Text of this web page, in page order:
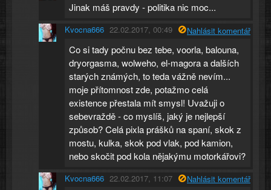
Jinak máš pravdy - politika nic moc...
Kvocna666 22.02.2017, 00:49 Nahlásit komentář
Co si tady počnu bez tebe, voorla, balouna,
dryorgasma, wolweho, el-magora a dalších
starých známých, to teda vážně nevím...
moje přítomnost zde, potažmo celá
existence přestala mít smysl! Uvažuji o
sebevraždě - co myslíš, jaký je nejlepší
způsob? Celá pixla prášků na spaní, skok z
mostu, kulka, skok pod vlak, pod kamion,
nebo skočit pod kola nějakýmu motorkářovi?
Kvocna666 22.02.2017, 11:07 Nahlásit komentář